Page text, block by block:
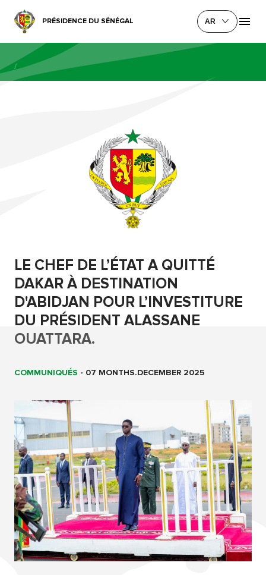
PRÉSIDENCE DU SÉNÉGAL AR
/
LE CHEF DE L’ÉTAT A QUITTÉ
DAKAR À DESTINATION
D'ABIDJAN POUR L’INVESTITURE
DU PRÉSIDENT ALASSANE
OUATTARA.
COMMUNIQUÉS - 07 MONTHS.DECEMBER 2025